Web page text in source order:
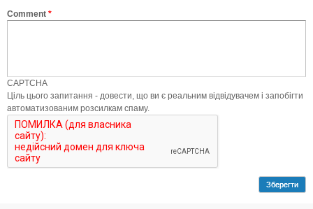
Comment *
CAPTCHA
Ціль цього запитання - довести, що ви є реальним відвідувачем і запобігти
автоматизованим розсилкам спаму.